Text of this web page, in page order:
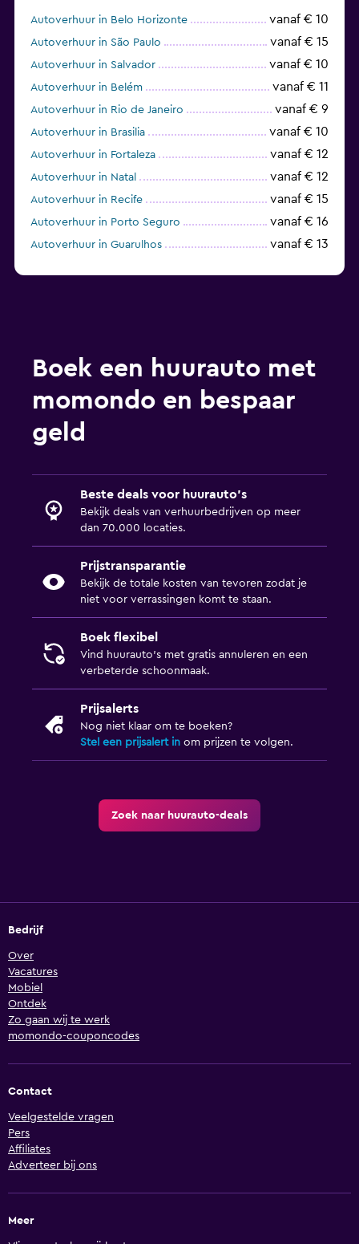
Autoverhuur in Belo Horizonte vanaf € 10
Autoverhuur in São Paulo vanaf € 15
Autoverhuur in Salvador vanaf € 10
Autoverhuur in Belém vanaf € 11
Autoverhuur in Rio de Janeiro vanaf € 9
Autoverhuur in Brasilia vanaf € 10
Autoverhuur in Fortaleza vanaf € 12
Autoverhuur in Natal vanaf € 12
Autoverhuur in Recife vanaf € 15
Autoverhuur in Porto Seguro vanaf € 16
Autoverhuur in Guarulhos vanaf € 13
Boek een huurauto met
momondo en bespaar
geld
Beste deals voor huurauto's
Bekijk deals van verhuurbedrijven op meer
dan 70.000 locaties.
Prijstransparantie
Bekijk de totale kosten van tevoren zodat je
niet voor verrassingen komt te staan.
Boek flexibel
Vind huurauto's met gratis annuleren en een
verbeterde schoonmaak.
Prijsalerts
Nog niet klaar om te boeken?
Stel een prijsalert in om prijzen te volgen.
Zoek naar huurauto-deals
Bedrijf
Over
Vacatures
Mobiel
Ontdek
Zo gaan wij te werk
momondo-couponcodes
Contact
Veelgestelde vragen
Pers
Affiliates
Adverteer bij ons
Meer